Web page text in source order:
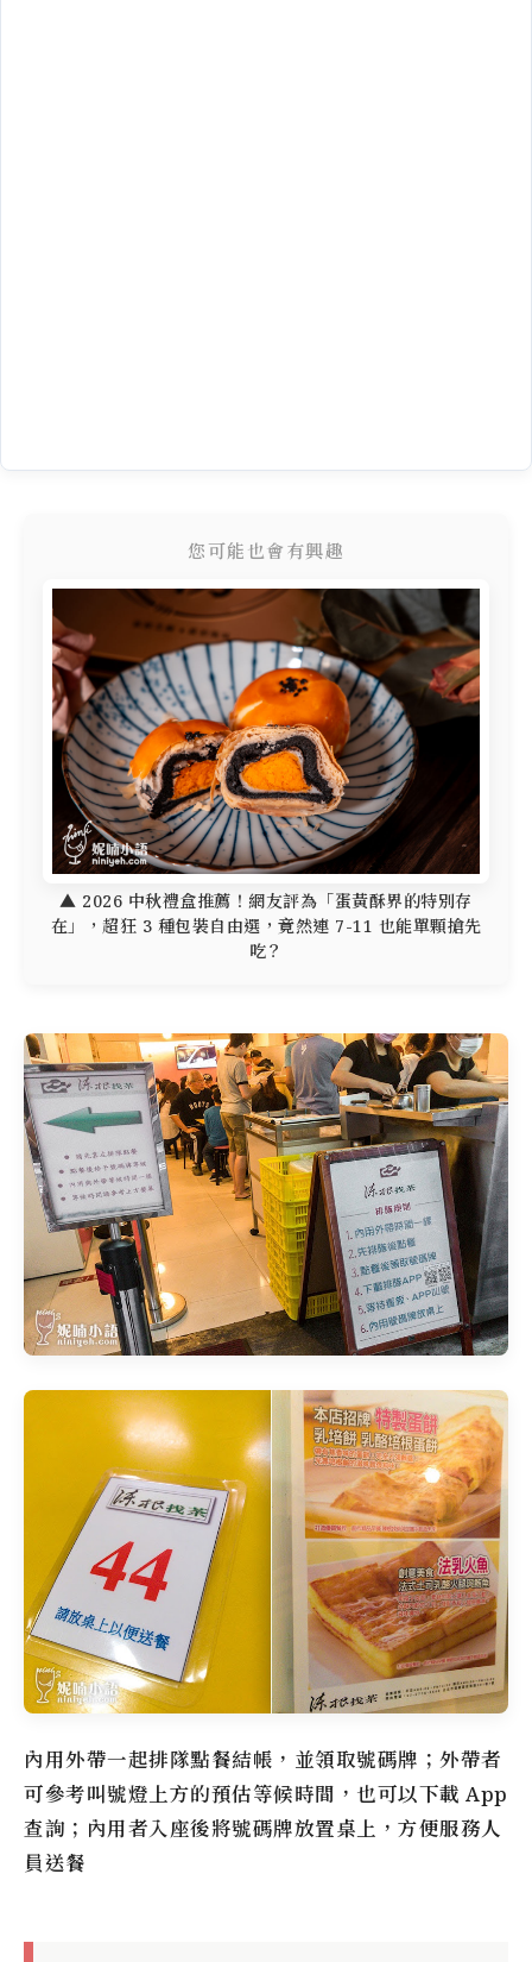
您可能也會有興趣
▲ 2026 中秋禮盒推薦！網友評為「蛋黃酥界的特別存
在」，超狂 3 種包裝自由選，竟然連 7-11 也能單顆搶先
吃？
內用外帶一起排隊點餐結帳，並領取號碼牌；外帶者
可參考叫號燈上方的預估等候時間，也可以下載 App
查詢；內用者入座後將號碼牌放置桌上，方便服務人
員送餐